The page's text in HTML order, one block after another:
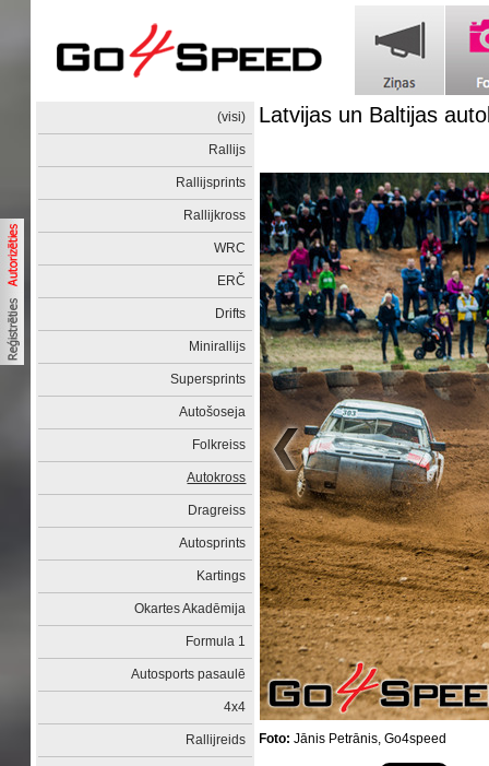
(visi)
Rallijs
Rallijsprints
Rallijkross
WRC
ERČ
Drifts
Minirallijs
Supersprints
Autošoseja
Folkreiss
Autokross
Dragreiss
Autosprints
Kartings
Okartes Akadēmija
Formula 1
Autosports pasaulē
4x4
Rallijreids
Latvijas un Baltijas
Foto: Jānis Petrānis, Go4speed